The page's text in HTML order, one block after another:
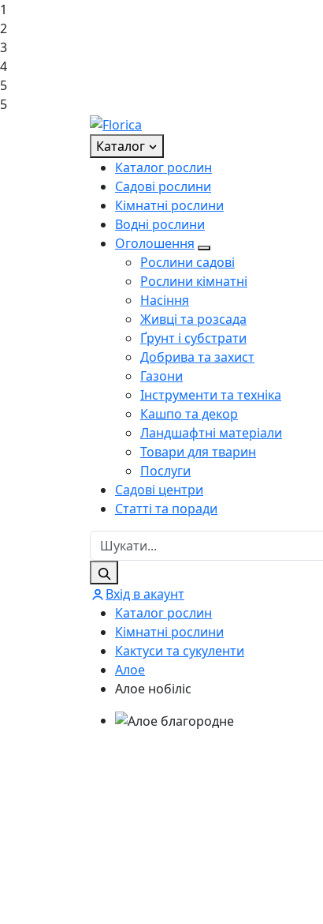
1
2
3
4
5
5
Каталог
Каталог рослин
Садові рослини
Кімнатні рослини
Водні рослини
Оголошення
Рослини садові
Рослини кімнатні
Насіння
Живці та розсада
Ґрунт і субстрати
Добрива та захист
Газони
Інструменти та техніка
Кашпо та декор
Ландшафтні матеріали
Товари для тварин
Послуги
Садові центри
Статті та поради
Вхід в акаунт
Каталог рослин
Кімнатні рослини
Кактуси та сукуленти
Алое
Алое нобіліс